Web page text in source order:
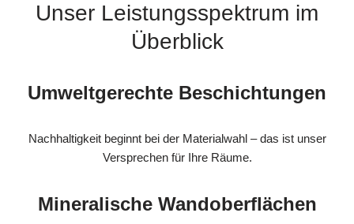
Unser Leistungsspektrum im
Überblick
Umweltgerechte Beschichtungen
Nachhaltigkeit beginnt bei der Materialwahl – das ist unser
Versprechen für Ihre Räume.
Mineralische Wandoberflächen